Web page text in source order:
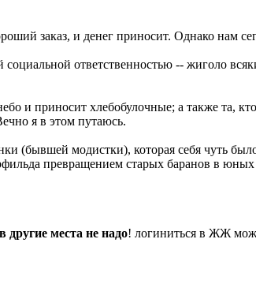
заказ, и денег приносит. Однако нам
ответственностью -- жиголо
и приносит хлебобулочные; а также та,
я в этом путаюсь.
(бывшей модистки), которая себя чуть
превращением старых баранов в юных
в другие места не надо! логиниться в ЖЖ